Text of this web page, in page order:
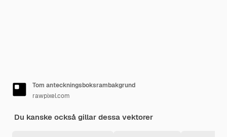
Tom anteckningsboksrambakgrund
rawpixel.com
Du kanske också gillar dessa vektorer